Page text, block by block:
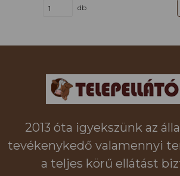
db
2013 óta igyekszünk az
tevékenykedő valamennyi
a teljes körű ellátást